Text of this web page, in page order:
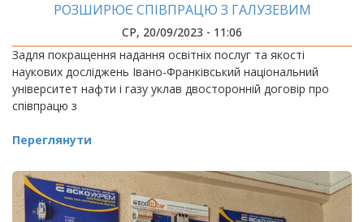
РОЗШИРЮЄ СПІВПРАЦЮ З ГАЛУЗЕВИМ
ВИРОБНИЦТВОМ
СР, 20/09/2023 - 11:06
Задля покращення надання освітніх послуг та якості
наукових досліджень Івано-Франківський національний
університет нафти і газу уклав двосторонній договір про
співпрацю з
Переглянути